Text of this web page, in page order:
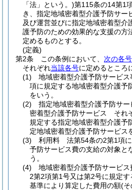
「法」という。)第115条の14第1
き、指定地域密着型介護予防サー
及び運営並びに指定地域密着型介
護予防のための効果的な支援の方
定めるものとする。
(定義)
第2条
この条例において、 次の各号
それぞれ当該各号に定めるところ
(1)
地域密着型介護予防サービ
項に規定する地域密着型介護予
をいう。
(2)
指定地域密着型介護予防サ
密着型介護予防サービス それ
規定する指定地域密着型介護予
定地域密着型介護予防サービス
(3)
利用料 法第54条の2第1項
予防サービス費の支給の対象と
う。
(4)
地域密着型介護予防サービ
2第2項第1号又は第2号に規定
基準により算定した費用の額(そ